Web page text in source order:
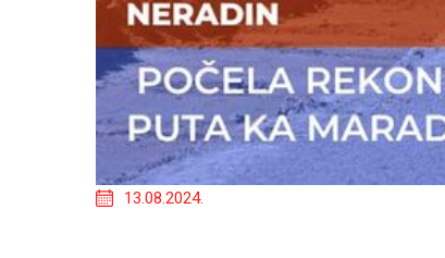
13.08.2024.